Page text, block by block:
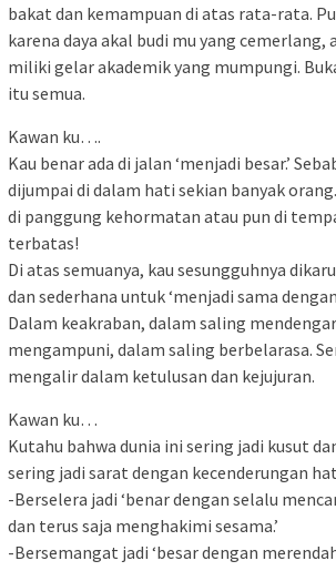
bakat dan kemampuan di atas rata-rata.
karena daya akal budi mu yang cemerlang,
miliki gelar akademik yang mumpungi.
itu semua.
Kawan ku….
Kau benar ada di jalan ‘menjadi besar.’
dijumpai di dalam hati sekian banyak
di panggung kehormatan atau pun di
terbatas!
Di atas semuanya, kau sesungguhnya
dan sederhana untuk ‘menjadi sama
Dalam keakraban, dalam saling
mengampuni, dalam saling berbelarasa.
mengalir dalam ketulusan dan kejujuran.
Kawan ku…
Kutahu bahwa dunia ini sering jadi kusut
sering jadi sarat dengan kecenderungan
-Berselera jadi ‘benar dengan selalu
dan terus saja menghakimi sesama.’
-Bersemangat jadi ‘besar dengan